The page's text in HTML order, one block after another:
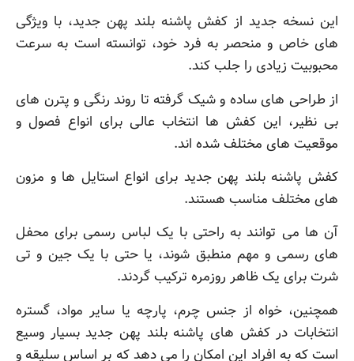
این نسخه جدید از کفش پاشنه بلند پهن جدید، با ویژگی
های خاص و منحصر به فرد خود، توانسته است به سرعت
محبوبیت زیادی را جلب کند.
از طراحی های ساده و شیک گرفته تا روند رنگی و پترن های
بی نظیر، این کفش ها انتخاب عالی برای انواع فصول و
موقعیت های مختلف شده اند.
کفش پاشنه بلند پهن جدید برای انواع استایل ها و مزون
های مختلف مناسب هستند.
آن ها می توانند به راحتی با یک لباس رسمی برای محفل
های رسمی و مهم منطبق شوند، یا حتی با یک جین و تی
شرت برای یک ظاهر روزمره ترکیب گردند.
همچنین، خواه از جنس چرم، پارچه یا سایر مواد، گستره
انتخابات در کفش های پاشنه بلند پهن جدید بسیار وسیع
است که به افراد این امکان را می دهد که بر اساس سلیقه و